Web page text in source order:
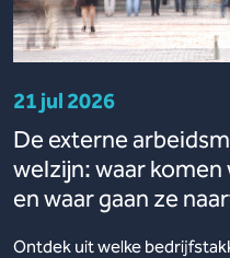
21 jul 2026
De externe
welzijn: waar
en waar gaan ze
Ontdek uit welke